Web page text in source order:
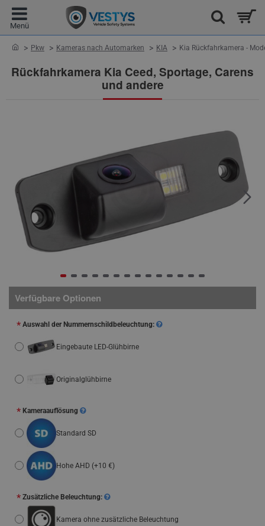
Rückfahrkamera Kia Ceed, Sportage, Carens
und andere
homePkw Kameras nach Automarken KIA Kia Rückfahrkamera -
Verfügbare Optionen
Auswahl der Nummernschildbeleuchtung:
Eingebaute LED-Glühbirne
Originalglühbirne
Kameraauflösung
Standard SD
Hohe AHD (+10 €)
Zusätzliche Beleuchtung:
Kamera ohne zusätzliche Beleuchtung